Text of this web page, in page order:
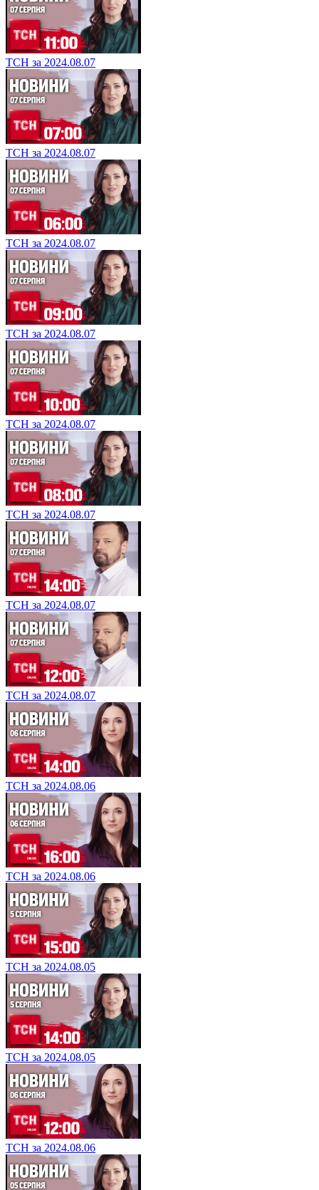
ТСН за 2024.08.07
ТСН за 2024.08.07
ТСН за 2024.08.07
ТСН за 2024.08.07
ТСН за 2024.08.07
ТСН за 2024.08.07
ТСН за 2024.08.07
ТСН за 2024.08.07
ТСН за 2024.08.06
ТСН за 2024.08.06
ТСН за 2024.08.05
ТСН за 2024.08.05
ТСН за 2024.08.06